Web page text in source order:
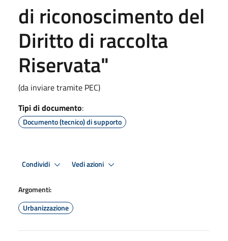
di riconoscimento del
Diritto di raccolta
Riservata"
(da inviare tramite PEC)
Tipi di documento:
Documento (tecnico) di supporto
Condividi Vedi azioni
Argomenti:
Urbanizzazione